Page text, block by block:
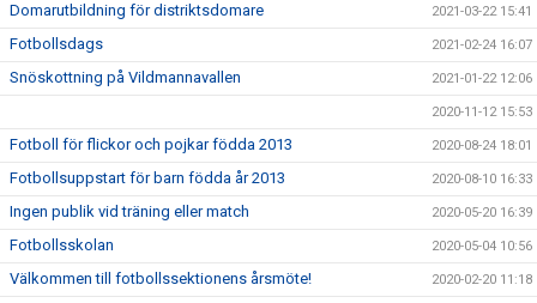
Domarutbildning för distriktsdomare 2021-03-22 15:41
Fotbollsdags 2021-02-24 16:07
Snöskottning på Vildmannavallen 2021-01-22 12:06
2020-11-12 15:53
Fotboll för flickor och pojkar födda 2013 2020-08-24 18:01
Fotbollsuppstart för barn födda år 2013 2020-08-10 16:33
Ingen publik vid träning eller match 2020-05-20 16:39
Fotbollsskolan 2020-05-04 10:56
Välkommen till fotbollssektionens årsmöte! 2020-02-20 11:18